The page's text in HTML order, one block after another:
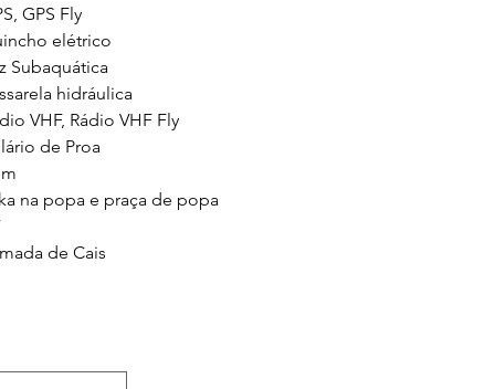
GPS Fly
elétrico
Subaquática
hidráulica
VHF, Rádio VHF Fly
de Proa
na popa e praça de popa
de Cais